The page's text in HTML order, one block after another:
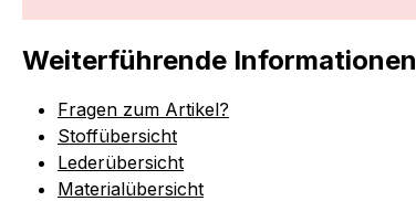
Weiterführende Informationen
Fragen zum Artikel?
Stoffübersicht
Lederübersicht
Materialübersicht